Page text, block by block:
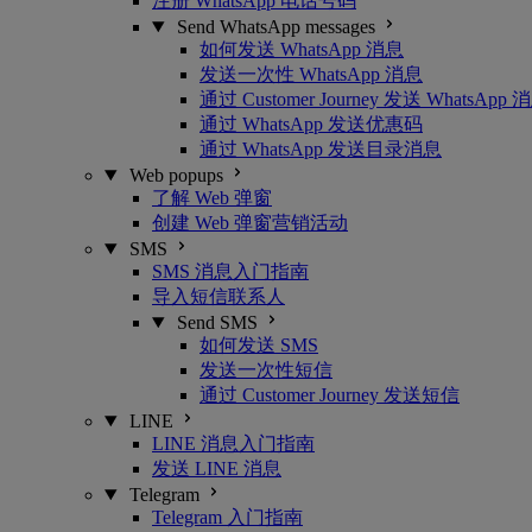
Send WhatsApp messages
如何发送 WhatsApp 消息
发送一次性 WhatsApp 消息
通过 Customer Journey 发送 WhatsApp
通过 WhatsApp 发送优惠码
通过 WhatsApp 发送目录消息
Web popups
了解 Web 弹窗
创建 Web 弹窗营销活动
SMS
SMS 消息入门指南
导入短信联系人
Send SMS
如何发送 SMS
发送一次性短信
通过 Customer Journey 发送短信
LINE
LINE 消息入门指南
发送 LINE 消息
Telegram
Telegram 入门指南